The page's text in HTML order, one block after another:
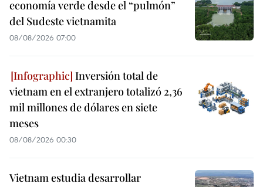
economía verde desde el “pulmón”
del Sudeste vietnamita
08/08/2026 07:00
Inversión total de
vietnam en el extranjero totalizó 2,36
mil millones de dólares en siete
meses
08/08/2026 00:30
Vietnam estudia desarrollar